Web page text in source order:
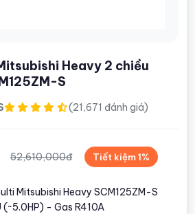
Heavy 2 chiều
S
(21,671 đánh giá)
52,610,000đ Tiết kiệm 1%
Mitsubishi Heavy SCM125ZM-S
- Gas R410A